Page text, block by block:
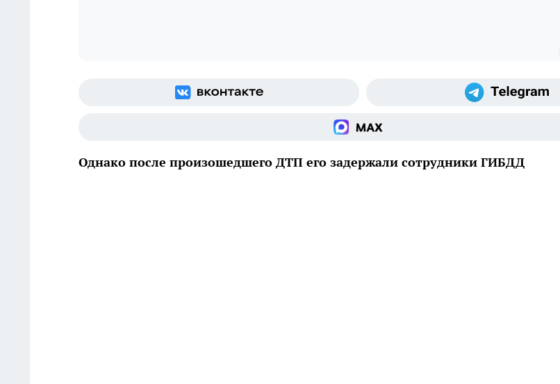
Однако после произошедшего ДТП его задержали сотрудники ГИБДД